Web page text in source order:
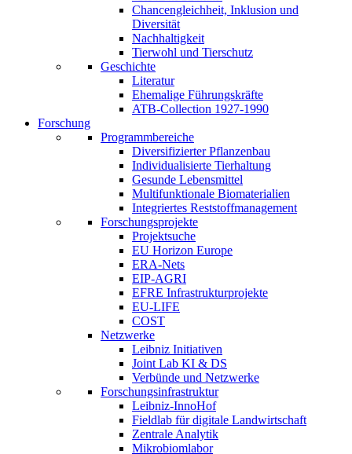
Chancengleichheit, Inklusion und
Diversität
Nachhaltigkeit
Tierwohl und Tierschutz
Geschichte
Literatur
Ehemalige Führungskräfte
ATB-Collection 1927-1990
Forschung
Programmbereiche
Diversifizierter Pflanzenbau
Individualisierte Tierhaltung
Gesunde Lebensmittel
Multifunktionale Biomaterialien
Integriertes Reststoffmanagement
Forschungsprojekte
Projektsuche
EU Horizon Europe
ERA-Nets
EIP-AGRI
EFRE Infrastrukturprojekte
EU-LIFE
COST
Netzwerke
Leibniz Initiativen
Joint Lab KI & DS
Verbünde und Netzwerke
Forschungsinfrastruktur
Leibniz-InnoHof
Fieldlab für digitale Landwirtschaft
Zentrale Analytik
Mikrobiomlabor